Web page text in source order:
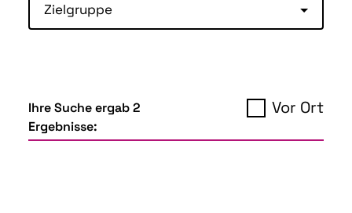
Zielgruppe
Ihre Suche ergab 2
Ergebnisse:
Vor Ort